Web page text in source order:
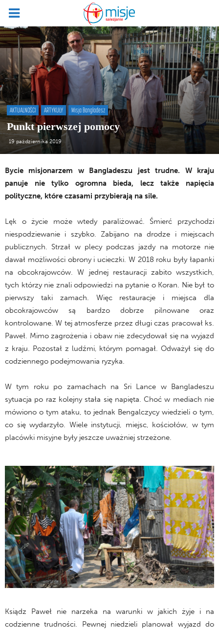
AKTUALNOŚCI ARTYKUŁY Misja Bangladesz
Punkt pierwszej pomocy
19 października 2019
Bycie misjonarzem w Bangladeszu jest trudne. W kraju
panuje nie tylko ogromna bieda, lecz także napięcia
polityczne, które czasami przybierają na sile.
Lęk o życie może wtedy paraliżować. Śmierć przychodzi
niespodziewanie i szybko. Zabijano na drodze i miejscach
publicznych. Strzał w plecy podczas jazdy na motorze nie
dawał możliwości obrony i ucieczki. W 2018 roku były łapanki
na obcokrajowców. W jednej restauracji zabito wszystkich,
tych którzy nie znali odpowiedzi na pytanie o Koran. Nie był to
pierwszy taki zamach. Więc restauracje i miejsca dla
obcokrajowców są bardzo dobrze pilnowane oraz
kontrolowane. W tej atmosferze przez długi czas pracował ks.
Paweł. Mimo zagrożenia i obaw nie zdecydował się na wyjazd
z kraju. Pozostał z ludźmi, którym pomagał. Odważył się do
codziennego podejmowania ryzyka.
W tym roku po zamachach na Sri Lance w Bangladeszu
sytuacja po raz kolejny stała się napięta. Choć w mediach nie
mówiono o tym ataku, to jednak Bengalczycy wiedzieli o tym,
co się wydarzyło. Wiele instytucji, miejsc, kościołów, w tym
placówki misyjne były jeszcze uważniej strzeżone.
Ksiądz Paweł nie narzeka na warunki w jakich żyje i na
codzienne trudności. Pewnej niedzieli planował wyjazd do